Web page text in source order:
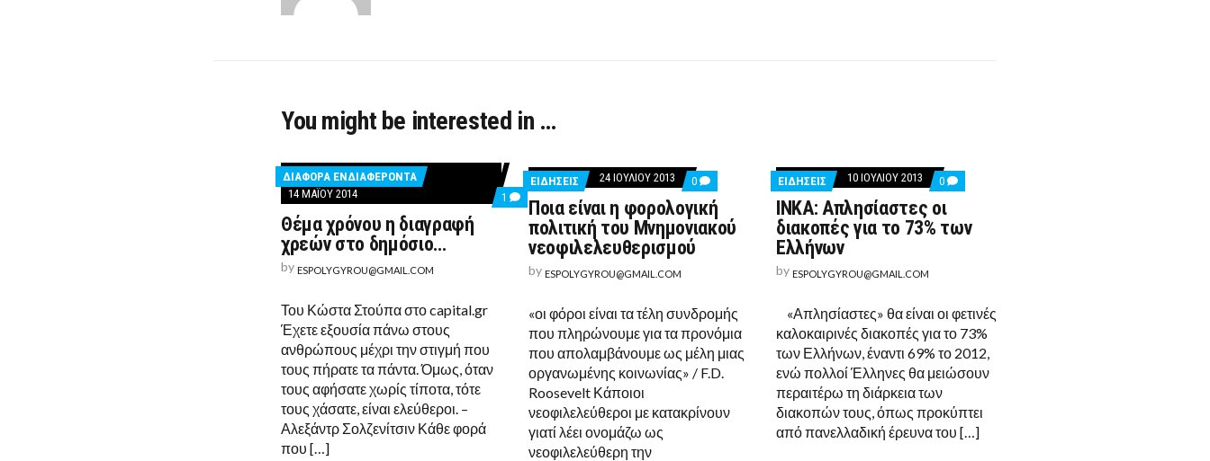
You might be interested in …
ΔΙΆΦΟΡΑ ΕΝΔΙΑΦΈΡΟΝΤΑ
14 ΜΑΪ́ΟΥ 2014
1 COMMENT
ON
ΘΈΜΑ
ΧΡΌΝΟΥ
ΔΙΑΓΡΑΦΉ
ΧΡΕΏΝ
Θέμα χρόνου η διαγραφή
χρεών στο δημόσιο…
by ESPOLYGYROU@GMAIL.COM
Του Κώστα Στούπα στο capital.gr
Έχετε εξουσία πάνω στους
ανθρώπους μέχρι την στιγμή που
τους πήρατε τα πάντα. Όμως, όταν
τους αφήσατε χωρίς τίποτα, τότε
τους χάσατε, είναι ελεύθεροι. –
Αλεξάντρ Σολζενίτσιν Κάθε φορά
που […]
ΕΙΔΉΣΕΙΣ 24 ΙΟΥΛΊΟΥ 2013 0 COMMENTS
ON
ΠΟΙΑ
ΕΊΝΑΙ
Η
Ποια είναι η φορολογική
πολιτική του Μνημονιακού
νεοφιλελευθερισμού
by ESPOLYGYROU@GMAIL.COM
«οι φόροι είναι τα τέλη συνδρομής
που πληρώνουμε για τα προνόμια
που απολαμβάνουμε ως μέλη μιας
οργανωμένης κοινωνίας» / F.D.
Roosevelt Κάποιοι
νεοφιλελεύθεροι με κατακρίνουν
γιατί λέει ονομάζω ως
νεοφιλελεύθερη την
ΕΙΔΉΣΕΙΣ 10 ΙΟΥΛΊΟΥ 2013 0 COMMENTS
ON
ΟΙ
ΕΛΛΉΝΩΝ
ΙΝΚΑ: Απλησίαστες οι
διακοπές για το 73% των
Ελλήνων
by ESPOLYGYROU@GMAIL.COM
«Απλησίαστες» θα είναι οι φετινές
καλοκαιρινές διακοπές για το 73%
των Ελλήνων, έναντι 69% το 2012,
ενώ πολλοί Έλληνες θα μειώσουν
περαιτέρω τη διάρκεια των
διακοπών τους, όπως προκύπτει
από πανελλαδική έρευνα του […]